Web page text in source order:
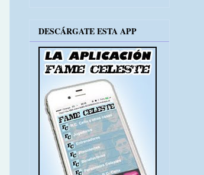
DESCÁRGATE ESTA APP